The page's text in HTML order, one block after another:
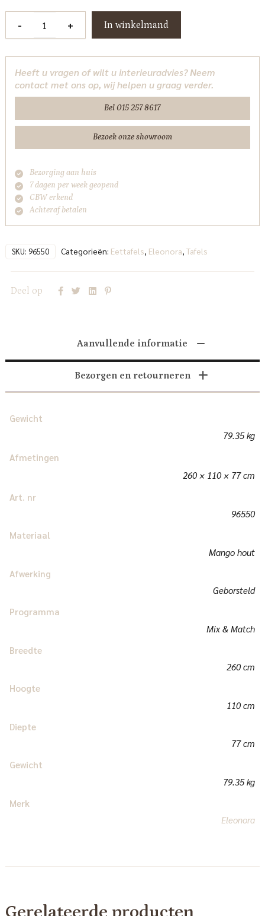
-
cm
naturel
aantal
+ In winkelmand
Heeft u vragen of wilt u interieuradvies? Neem
contact met ons op, wij helpen u graag verder.
Bel 015 257 8617
Bezoek onze showroom
Bezorging aan huis
7 dagen per week geopend
CBW erkend
Achteraf betalen
SKU: 96550 Categorieën: Eettafels, Eleonora, Tafels
Deel op
Aanvullende informatie
Bezorgen en retourneren
Gewicht
79.35 kg
Afmetingen
260 × 110 × 77 cm
Art. nr
96550
Materiaal
Mango hout
Afwerking
Geborsteld
Programma
Mix & Match
Breedte
260 cm
Hoogte
110 cm
Diepte
77 cm
Gewicht
79.35 kg
Merk
Eleonora